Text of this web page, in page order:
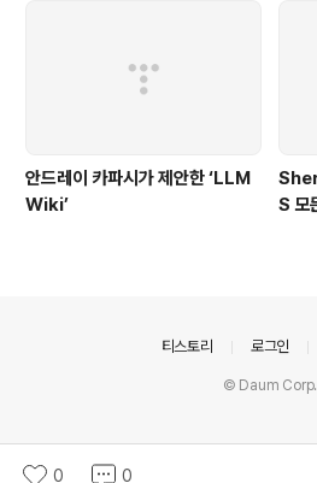
안드레이 카파시가 제안한 ‘LLM
Wiki’
S 모
0 0
티스토리 로그인
© Daum Corp.